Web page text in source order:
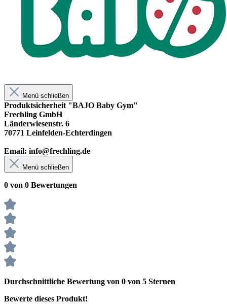
Menü schließen
Produktsicherheit "BAJO Baby Gym"
Frechling GmbH
Länderwiesenstr. 6
70771 Leinfelden-Echterdingen
Email: info@frechling.de
Menü schließen
0 von 0 Bewertungen
Durchschnittliche Bewertung von 0 von 5 Sternen
Bewerte dieses Produkt!